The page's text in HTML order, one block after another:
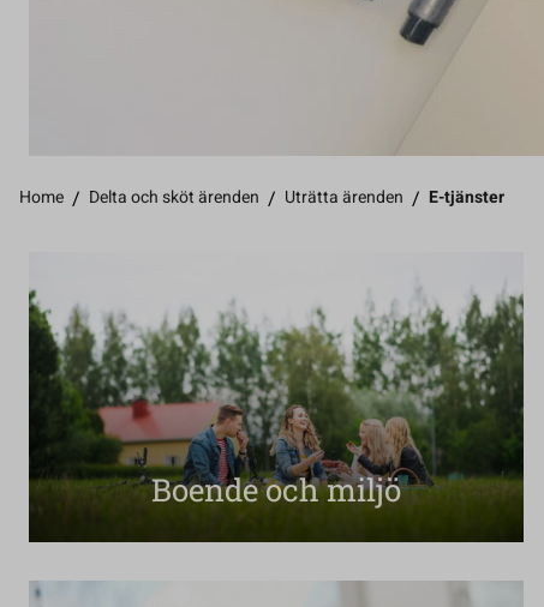
Home / Delta och sköt ärenden / Uträtta ärenden / E-tjänster
Boende och miljö